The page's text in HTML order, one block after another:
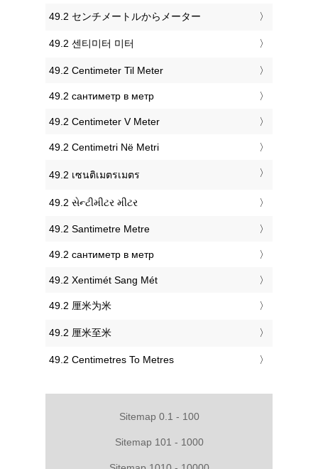
‎49.2 センチメートルからメーター
‎49.2 센티미터 미터
‎49.2 Centimeter Til Meter
‎49.2 сантиметр в метр
‎49.2 Centimeter V Meter
‎49.2 Centimetri Në Metri
‎49.2 เซนติเมตรเมตร
‎49.2 સેન્ટીમીટર મીટર
‎49.2 Santimetre Metre
‎49.2 сантиметр в метр
‎49.2 Xentimét Sang Mét
‎49.2 厘米为米
‎49.2 厘米至米
‎49.2 Centimetres To Metres
Sitemap 0.1 - 100
Sitemap 101 - 1000